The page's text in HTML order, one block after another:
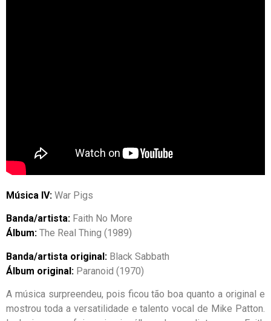
Música IV: War Pigs
Banda/artista: Faith No More
Álbum: The Real Thing (1989)
Banda/artista original: Black Sabbath
Álbum original: Paranoid (1970)
A música surpreendeu, pois ficou tão boa quanto a original e
mostrou toda a versatilidade e talento vocal de Mike Patton.